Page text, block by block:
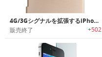
4G/3Gシグナルを拡張するiPhone 6/6s・6+/6s+ケース「LINKASE PRO」
販売終了 +502